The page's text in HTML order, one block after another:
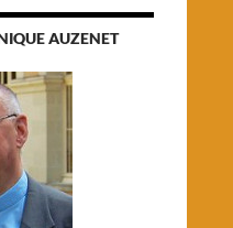
AUZENET